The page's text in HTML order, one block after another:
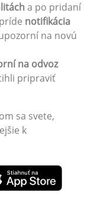
a po pridaní
notifikácia
na novú
na odvoz
pripraviť
sa svete,
k